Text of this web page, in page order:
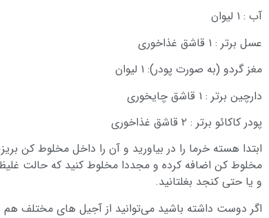
آب : ۱ لیوان
عسل برتر : ۱ قاشق غذاخوری
مغز گردو (به صورت پودر): ۱ لیوان
دارچین برتر : ۱ قاشق چایخوری
پودر کاکائو برتر : ۲ قاشق غذاخوری
ابتدا هسته خرما را در بیاورید و آن را داخل مخلوط کن
مخلوط کن اضافه کرده و مجددا مخلوط کنید که حالت
و یا حتی کنجد بغلتانید.
اگر دوست داشته باشید می‌توانید از آجیل های مختلف